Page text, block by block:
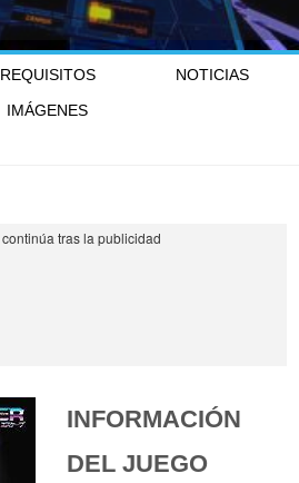
REQUISITOS
NOTICIAS
IMÁGENES
INFORMACIÓN
DEL JUEGO